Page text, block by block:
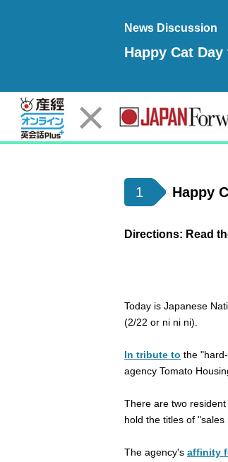
News Discussion
Happy Cat
1 Happy
Directions: Read
Today is Japanese
(2/22 or ni ni ni).
In tribute to the
agency Tomato
There are two
hold the titles of
The agency's affinity